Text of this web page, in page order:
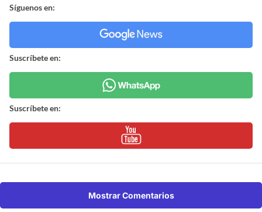
Síguenos en:
Suscríbete en:
Suscríbete en:
Mostrar Comentarios